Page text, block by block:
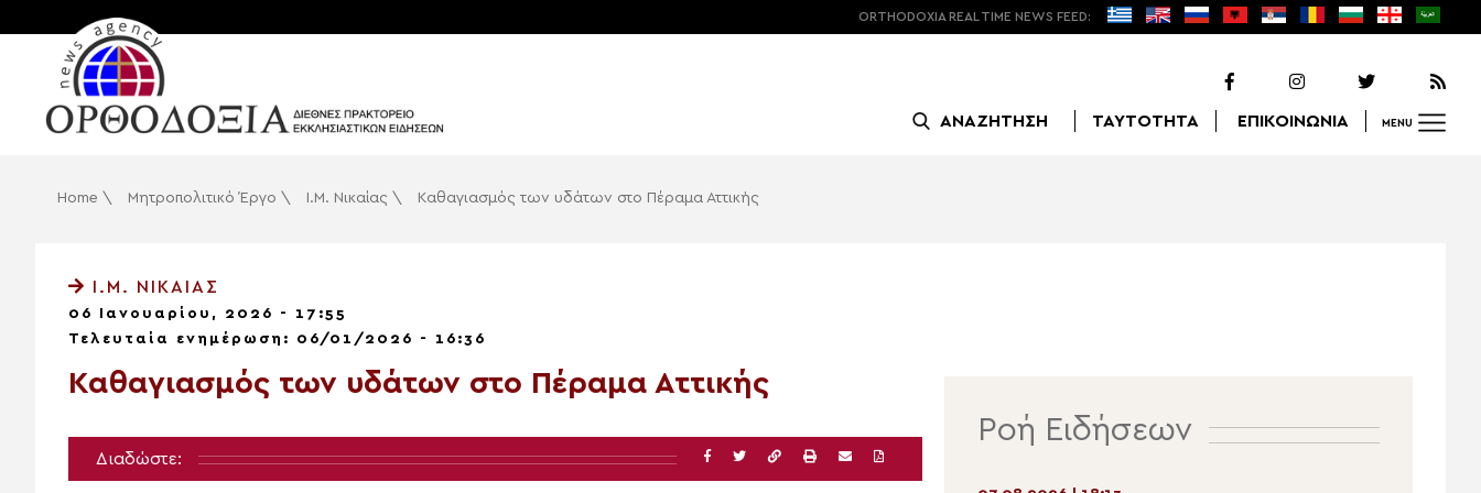
ORTHODOXIA REAL TIME NEWS FEED:
ΑΝΑΖΗΤΗΣΗ ΤΑΥΤΟΤΗΤΑ ΕΠΙΚΟΙΝΩΝΙΑ MENU
Home \ Μητροπολιτικό Έργο \ Ι.Μ. Νικαίας \ Καθαγιασμός των υδάτων στο Πέραμα Αττικής
Ι.Μ. ΝΙΚΑΊΑΣ
06 Ιανουαρίου, 2026 - 17:55
Τελευταία ενημέρωση: 06/01/2026 - 16:36
Καθαγιασμός των υδάτων στο Πέραμα Αττικής
Διαδώστε:
Ροή Ειδήσεων